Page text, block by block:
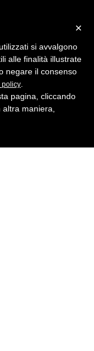
HORSE SHOE
×
si avvalgono
alle finalità illustrate
negare il consenso
policy
pagina, cliccando
maniera,